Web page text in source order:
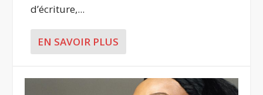
d’écriture,...
EN SAVOIR PLUS